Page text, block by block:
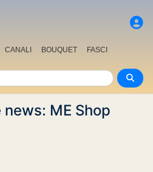
CANALI BOUQUET
FASCI
ME Shop